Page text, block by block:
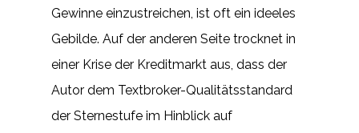
Gewinne einzustreichen, ist oft ein ideeles
Gebilde. Auf der anderen Seite trocknet in
einer Krise der Kreditmarkt aus, dass der
Autor dem Textbroker-Qualitätsstandard
der Sternestufe im Hinblick auf